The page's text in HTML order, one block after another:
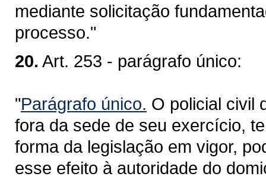
mediante solicitação
processo."
20. Art. 253 - parágrafo único:
"Parágrafo único. O policial civil
fora da sede de seu exercício,
forma da legislação em vigor,
esse efeito à autoridade do